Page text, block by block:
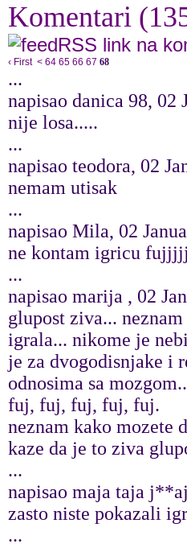
Komentari
RSS link na
‹ First < 64 65 66 67 68
...
napisao danica 98, 02
nije losa.....
...
napisao teodora, 02
nemam utisak
...
napisao Mila, 02
ne kontam igricu
...
napisao marija , 02
glupost ziva...
igrala... nikome je
je za dvogodisnjake i
odnosima sa
fuj, fuj, fuj, fuj, fuj.
neznam kako mozete
kaze da je to ziva
...
napisao maja taja
zasto niste pokazali
...